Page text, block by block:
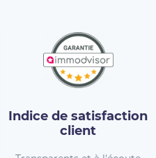
Indice de satisfaction
client